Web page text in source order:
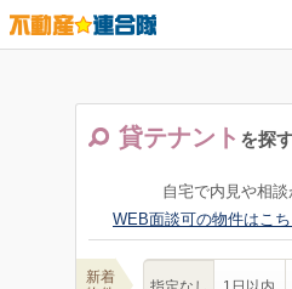
貸テナント を探
自宅で内見や相談
WEB面談可の物件はこち
新着